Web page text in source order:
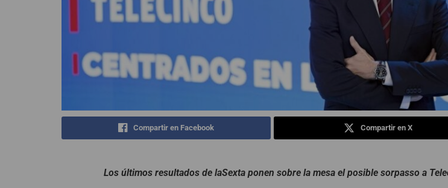
Compartir en Facebook Compartir en X
Los últimos resultados de laSexta ponen sobre la mesa el posible sorpasso a